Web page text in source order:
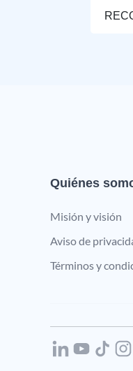
Quiénes
Misión y visión
Aviso de
Términos y